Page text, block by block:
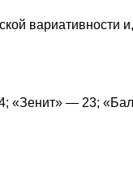
вариативности и,
«Зенит» — 23;